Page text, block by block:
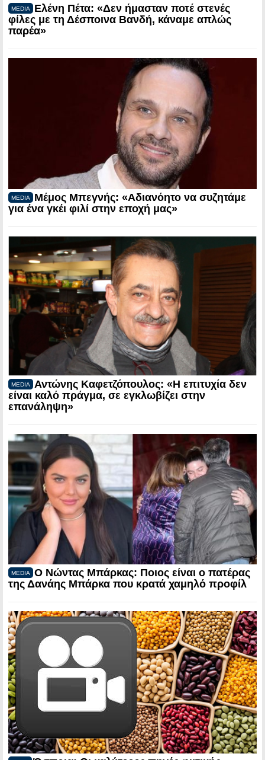
MEDIA
Ελένη Πέτα: «Δεν ήμασταν ποτέ στενές
φίλες με τη Δέσποινα Βανδή, κάναμε απλώς
παρέα»
MEDIA
Μέμος Μπεγνής: «Αδιανόητο να συζητάμε
για ένα γκέι φιλί στην εποχή μας»
MEDIA
Αντώνης Καφετζόπουλος: «Η επιτυχία δεν
είναι καλό πράγμα, σε εγκλωβίζει στην
επανάληψη»
MEDIA
Ο Νώντας Μπάρκας: Ποιος είναι ο πατέρας
της Δανάης Μπάρκα που κρατά χαμηλό προφίλ